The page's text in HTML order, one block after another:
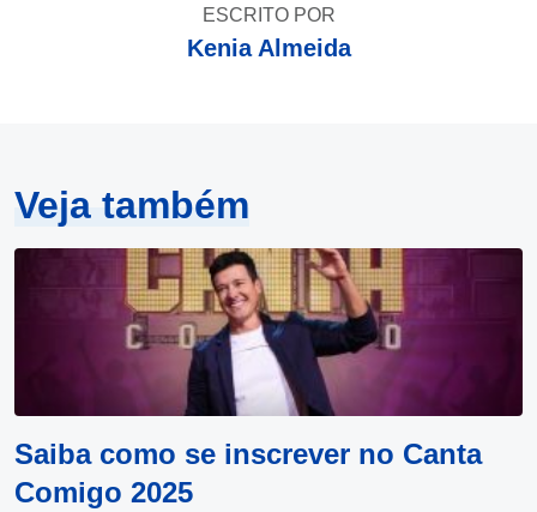
ESCRITO POR
Kenia Almeida
Veja também
Saiba como se inscrever no Canta
Comigo 2025